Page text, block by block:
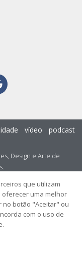
Design e Arte de
vídeo podcast
que utilizam
oferecer uma melhor
no botão "Aceitar" ou
com o uso de